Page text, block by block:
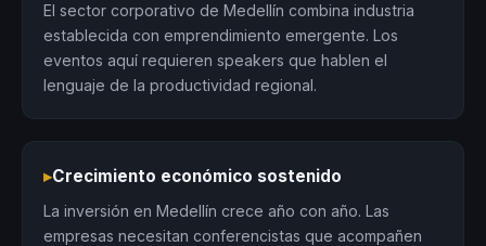
El sector corporativo de Medellín combina industria
establecida con emprendimiento emergente. Los
eventos aquí requieren speakers que hablen el
lenguaje de la productividad regional.
▸Crecimiento económico sostenido
La inversión en Medellín crece año con año. Las
empresas necesitan conferencistas que acompañen